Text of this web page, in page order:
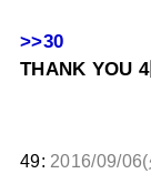
>>30
THANK YOU
49: 2016/09/